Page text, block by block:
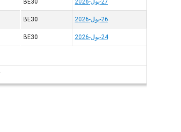
27-يول-2026 BE30
26-يول-2026 BE30
24-يول-2026 BE30